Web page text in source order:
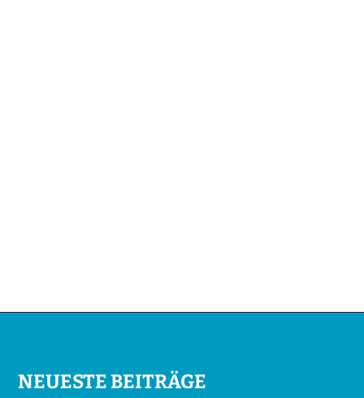
NEUESTE BEITRÄGE